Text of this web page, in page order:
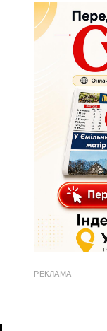
РЕКЛАМА